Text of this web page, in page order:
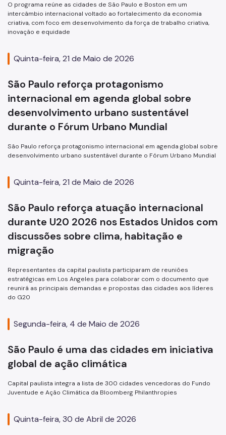
O programa reúne as cidades de São Paulo e Boston em um
intercâmbio internacional voltado ao fortalecimento da economia
criativa, com foco em desenvolvimento da força de trabalho criativa,
inovação e equidade
Quinta-feira, 21 de Maio de 2026
São Paulo reforça protagonismo
internacional em agenda global sobre
desenvolvimento urbano sustentável
durante o Fórum Urbano Mundial
São Paulo reforça protagonismo internacional em agenda global sobre
desenvolvimento urbano sustentável durante o Fórum Urbano Mundial
Quinta-feira, 21 de Maio de 2026
São Paulo reforça atuação internacional
durante U20 2026 nos Estados Unidos com
discussões sobre clima, habitação e
migração
Representantes da capital paulista participaram de reuniões
estratégicas em Los Angeles para colaborar com o documento que
reunirá as principais demandas e propostas das cidades aos líderes
do G20
Segunda-feira, 4 de Maio de 2026
São Paulo é uma das cidades em iniciativa
global de ação climática
Capital paulista integra a lista de 300 cidades vencedoras do Fundo
Juventude e Ação Climática da Bloomberg Philanthropies
Quinta-feira, 30 de Abril de 2026